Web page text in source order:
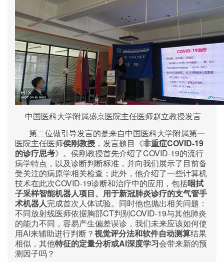
中国医科大学附属盛京医院主任医师赵立教授发言
第二位做引导发言的是来自中国医科大学附属第一
医院主任医师侯刚教授 ，发言题目《非重症COVID-19
的诊疗思考》。侯刚教授首先介绍了COVID-19的流行
病学特点，以及诊断判断标准，并向我们展示了目前备
受关注的病原学相关检查；此外，他介绍了一些计算机
技术在此次COVID-19诊断和治疗中的应用，包括咽拭
子采样智能机器人项目、用于新冠肺炎诊疗的支气管手
术机器人完成首次人体试验。同时他也抛出相关问题：
不同放射线医师依据胸部CT判别 COVID-19与其他肺炎
的能力不同，容易产生偏差误诊，我们未来应该如何使
用AI来辅助进行判断？ 视觉评分法和软件自动测算结果
相似，其他特征的定量分析或AI深度学习会带来新的预
测因子吗？